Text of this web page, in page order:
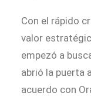
Con el rápido
valor
empezó a
abrió la puerta
acuerdo con